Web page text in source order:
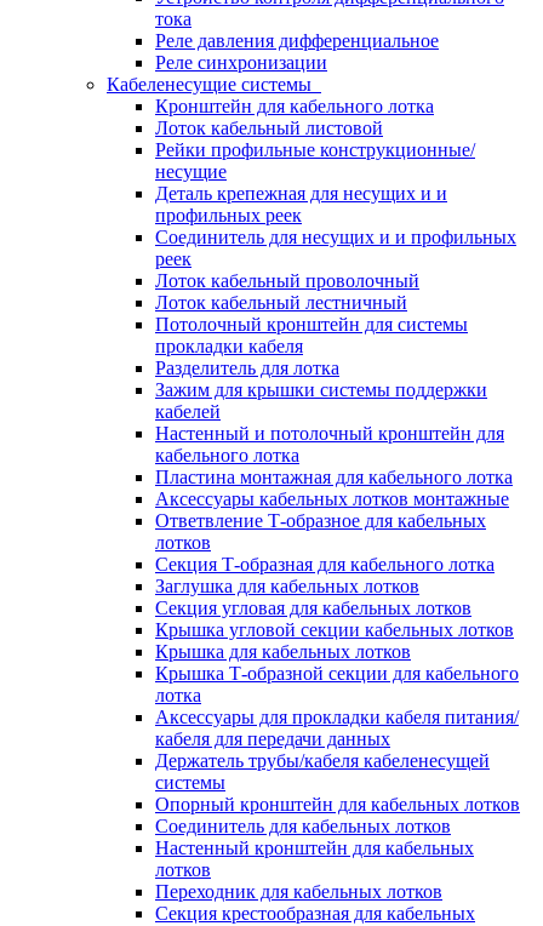
тока
Реле давления дифференциальное
Реле синхронизации
Кабеленесущие системы
Кронштейн для кабельного лотка
Лоток кабельный листовой
Рейки профильные конструкционные/
несущие
Деталь крепежная для несущих и и
профильных реек
Соединитель для несущих и и профильных
реек
Лоток кабельный проволочный
Лоток кабельный лестничный
Потолочный кронштейн для системы
прокладки кабеля
Разделитель для лотка
Зажим для крышки системы поддержки
кабелей
Настенный и потолочный кронштейн для
кабельного лотка
Пластина монтажная для кабельного лотка
Аксессуары кабельных лотков монтажные
Ответвление Т-образное для кабельных
лотков
Секция Т-образная для кабельного лотка
Заглушка для кабельных лотков
Секция угловая для кабельных лотков
Крышка угловой секции кабельных лотков
Крышка для кабельных лотков
Крышка Т-образной секции для кабельного
лотка
Аксессуары для прокладки кабеля питания/
кабеля для передачи данных
Держатель трубы/кабеля кабеленесущей
системы
Опорный кронштейн для кабельных лотков
Соединитель для кабельных лотков
Настенный кронштейн для кабельных
лотков
Переходник для кабельных лотков
Секция крестообразная для кабельных